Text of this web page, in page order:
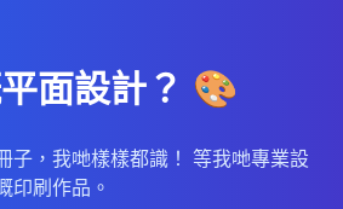
面設計？ 🎨
子，我哋樣樣都識！ 等我哋專業設
印刷作品。